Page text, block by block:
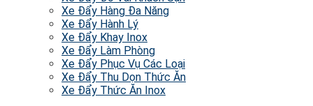
Xe Đẩy Hàng Đa Năng
Xe Đẩy Hành Lý
Xe Đẩy Khay Inox
Xe Đẩy Làm Phòng
Xe Đẩy Phục Vụ Các Loại
Xe Đẩy Thu Dọn Thức Ăn
Xe Đẩy Thức Ăn Inox